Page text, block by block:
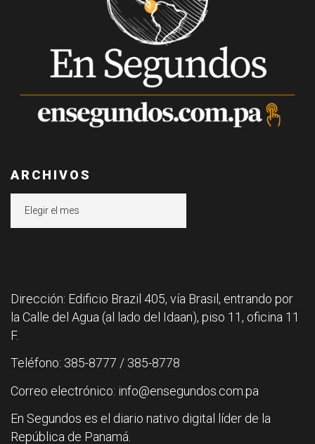
ARCHIVOS
Dirección: Edificio Brazil 405, vía Brasil, entrando por
la Calle del Agua (al lado del Idaan), piso 11, oficina 11
F.
Teléfono: 385-8777 / 385-8778
Correo electrónico: info@ensegundos.com.pa
En Segundos es el diario nativo digital líder de la
República de Panamá.